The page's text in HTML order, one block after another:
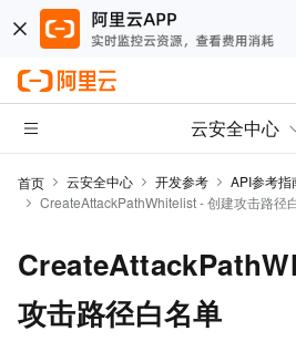
云安全中心
首页 云安全中心 开发参考 API参考指
CreateAttackPathWhitelist - 创建攻击路径
攻击路径白名单